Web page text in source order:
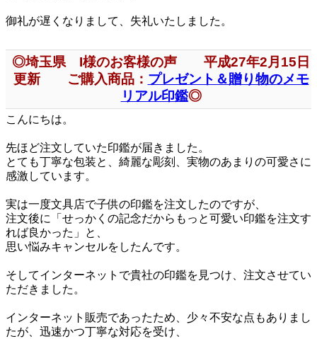
御礼が遅くなりまして、失礼いたしました。
◎埼玉県 I様のお客様の声 平成27年2月15日
更新 ご購入商品： プレゼント＆贈り物のメモ
リアル印鑑◎
こんにちは。
先ほど注文していた印鑑が届きました。
とても丁寧な包装と、綺麗な彫刻、実物のあまりの可愛さに
感激しています。
実は一度文具店で子供の印鑑を注文したのですが、
注文後に「せっかくの記念だからもっと可愛い印鑑を注文す
れば良かった」と、
思い悩みキャンセルをしたんです。
そしてインターネットで貴社の印鑑を見つけ、注文させてい
ただきました。
インターネット販売であったため、少々不安な点もありまし
たが、迅速かつ丁寧な対応を受け、